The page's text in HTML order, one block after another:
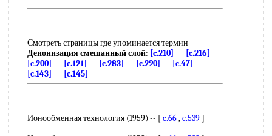
Смотреть страницы где упоминается термин
Деионизация смешанный слой: [c.210]
[c.216]
[c.200]
[c.121] [c.283] [c.290]
[c.47]
[c.143]
[c.145]
Ионообменная технология (1959) -- [ c.66,c.539]